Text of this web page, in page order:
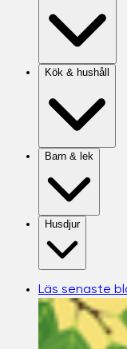
Kök & hushåll
Barn & lek
Husdjur
Läs senaste